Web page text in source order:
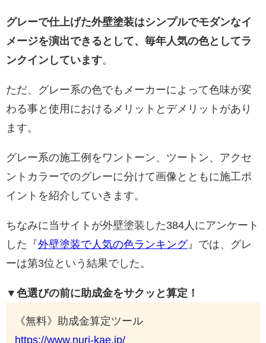
グレーで仕上げた外壁塗装はシンプルでモダンなイ
メージを演出できるとして、毎年人気の色としてラ
ンクインしています
ただ、グレー系の色でもメーカーによって色味が変
わる事と使用におけるメリットとデメリットがあり
ます。
グレー系の施工例をワントーン、ツートン、アクセ
ントカラーでのグレーに分けて画像とともに施工ポ
イントを紹介していきます。
ちなみに当サイトが外壁塗装した384人にアンケート
した『外壁塗装で人気の色ランキング』では、グレ
ーは第3位という結果でした。
▼色選びの前に助成金をサクッと算定！
《無料》助成金算定ツール
https://www.nuri-kae.jp/